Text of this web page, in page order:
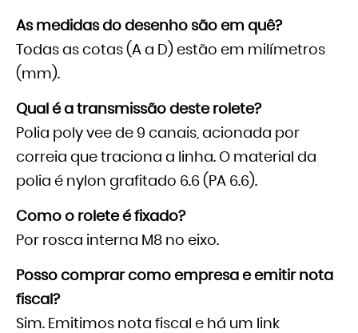
As medidas do desenho são em quê?
Todas as cotas (A a D) estão em milímetros
(mm).
Qual é a transmissão deste rolete?
Polia poly vee de 9 canais, acionada por
correia que traciona a linha. O material da
polia é nylon grafitado 6.6 (PA 6.6).
Como o rolete é fixado?
Por rosca interna M8 no eixo.
Posso comprar como empresa e emitir nota
fiscal?
Sim. Emitimos nota fiscal e há um link